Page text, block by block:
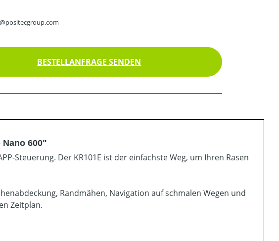
BESTELLANFRAGE SENDEN
600"
Steuerung. Der KR101E ist der einfachste Weg, um Ihren Rasen
Randmähen, Navigation auf schmalen Wegen und
Zeitplan.